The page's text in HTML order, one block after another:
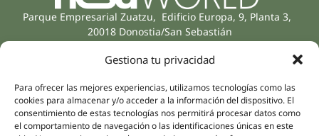
Gestiona tu privacidad
Para ofrecer las mejores experiencias, utilizamos tecnologías como las
cookies para almacenar y/o acceder a la información del dispositivo. El
consentimiento de estas tecnologías nos permitirá procesar datos como
el comportamiento de navegación o las identificaciones únicas en este
Parque Empresarial Zuatzu, Edificio Europa, 9, Planta 3,
20018 Donostia/San Sebastián
Especialidades
Salud íntima
Sports
Salud mental
Compañía
Equipo humano
Distribuidores